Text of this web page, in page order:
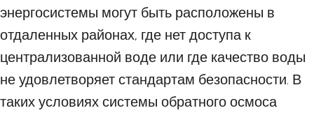
энергосистемы могут быть расположены в
отдаленных районах, где нет доступа к
централизованной воде или где качество воды
не удовлетворяет стандартам безопасности. В
таких условиях системы обратного осмоса